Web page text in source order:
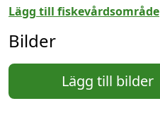
Lägg till fiskevårdsområde
Bilder
Lägg till bilder